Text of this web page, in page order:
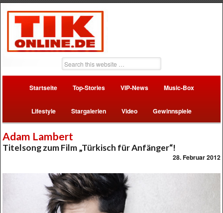
Startseite Top-Stories VIP-News Music-Box
Lifestyle Stargalerien Video Gewinnspiele
Adam Lambert
Titelsong zum Film „Türkisch für Anfänger“!
28. Februar 2012